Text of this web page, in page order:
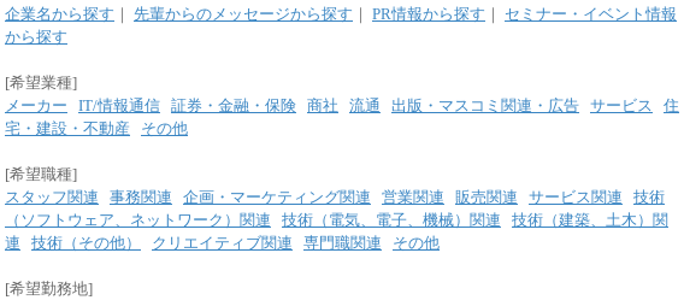
企業名から探す ｜ 先輩からのメッセージから探す ｜ PR情報から探す ｜ セミナー・イベント情報
から探す
[希望業種]
メーカー
IT/情報通信 証券・金融・保険 商社 流通 出版・マスコミ関連・広告 サービス
住
宅・建設・不動産
その他
[希望職種]
スタッフ関連
事務関連 企画・マーケティング関連 営業関連 販売関連 サービス関連
技術
（ソフトウェア、ネットワーク）関連
技術（電気、電子、機械）関連
技術（建築、土木）関
連
技術（その他） クリエイティブ関連 専門職関連 その他
[希望勤務地]